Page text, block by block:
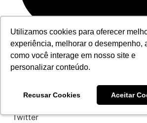
Utilizamos cookies para oferecer
experiência, melhorar o desempenho,
como você interage em nosso site e
personalizar conteúdo.
Recusar Cookies Aceitar
Utilizamos cookies para oferecer
experiência, melhorar o desempenho,
como você interage em nosso site e
personalizar conteúdo.
Recusar Cookies Aceitar
Twitter